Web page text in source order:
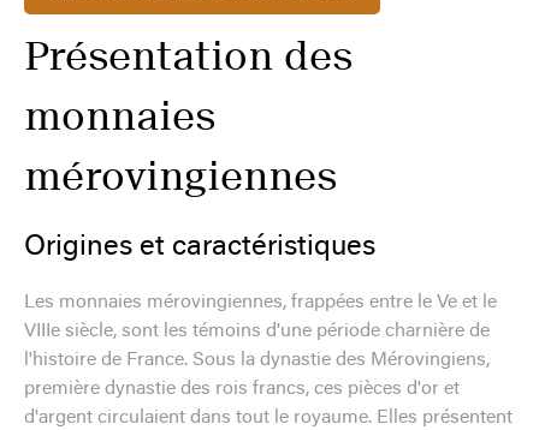
Présentation des
monnaies
mérovingiennes
Origines et caractéristiques
Les monnaies mérovingiennes, frappées entre le Ve et le
VIIIe siècle, sont les témoins d'une période charnière de
l'histoire de France. Sous la dynastie des Mérovingiens,
première dynastie des rois francs, ces pièces d'or et
d'argent circulaient dans tout le royaume. Elles présentent